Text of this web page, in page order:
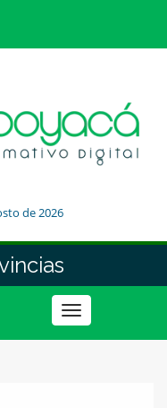
de 2026
Toggle